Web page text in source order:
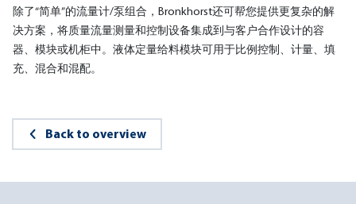
除了“简单”的流量计/泵组合，Bronkhorst还可帮您提供更复杂的解
决方案，将质量流量测量和控制设备集成到与客户合作设计的容
器、模块或机柜中。液体定量给料模块可用于比例控制、计量、填
充、混合和混配。
Back to overview